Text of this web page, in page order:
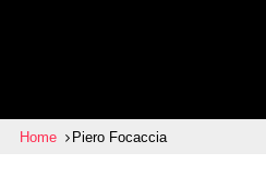
Home Piero Focaccia